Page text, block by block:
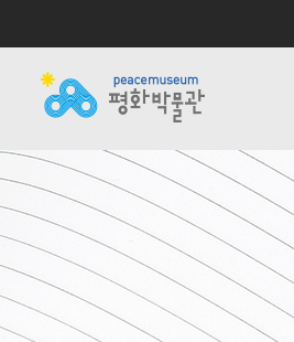
평화박물관
소개
사업안내
전시
소식
공
자료실
자
후원안내
후
관련사이트
기
소개
소개
걸어온 길
함께하는 사람들
오시는 길